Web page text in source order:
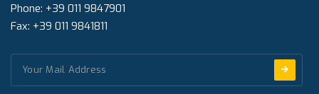
Phone: +39 011 9847901
Fax: +39 011 9841811